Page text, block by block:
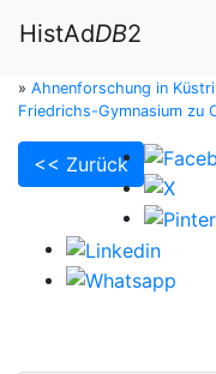
HistAdDB2
» Ahnenforschung in
Friedrichs-Gymnasium zu
<< Zurück